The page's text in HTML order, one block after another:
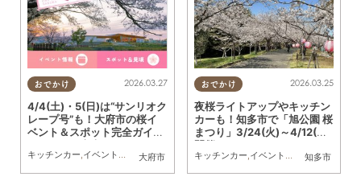
おでかけ
大府市
2026.03.27
4/4(土)・5(日)は“サンリオク
レープ号”も！大府市の桜イ
ベント＆スポット完全ガイド
キッチンカー,イベント ,自然 ,まちネタ 季節ネタ,ちたまる広告,親子 夫婦,家族,
おでかけ
知多市
2026.03.25
夜桜ライトアップやキッチン
カーも！知多市で「旭公園 桜
まつり」3/24(火)～4/12(日)
開催
キッチンカー イベント 自然,まちネタ